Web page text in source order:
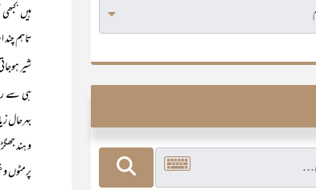
ہیں
تاہم
شیر
ہی سے
بہرحال
و ہند
پرمٹوں